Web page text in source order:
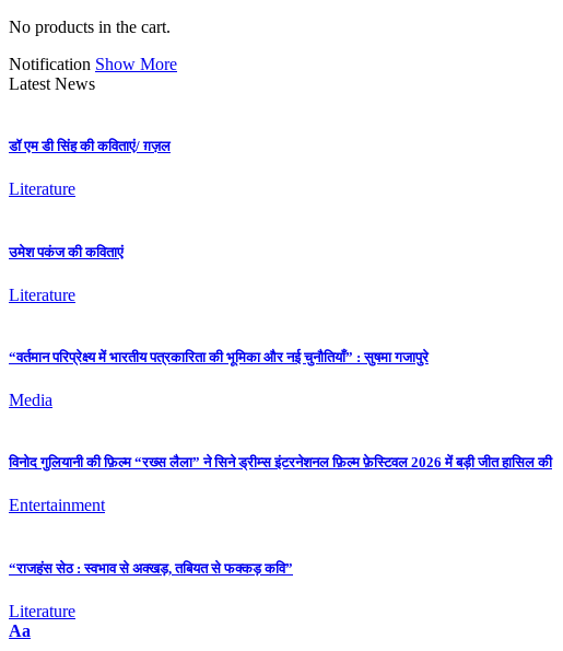
No products in the cart.
Notification Show More
Latest News
डॉ एम डी सिंह की कविताएं/ ग़ज़ल
Literature
उमेश पकंज की कविताएं
Literature
“वर्तमान परिप्रेक्ष्य में भारतीय पत्रकारिता की भूमिका और नई चुनौतियाँ” : सुषमा गजापुरे
Media
विनोद गुलियानी की फ़िल्म “रख्स लैला” ने सिने ड्रीम्स इंटरनेशनल फ़िल्म फ़ेस्टिवल 2026 में बड़ी जीत हासिल की
Entertainment
“राजहंस सेठ : स्वभाव से अक्खड़, तबियत से फक्कड़ कवि”
Literature
Aa